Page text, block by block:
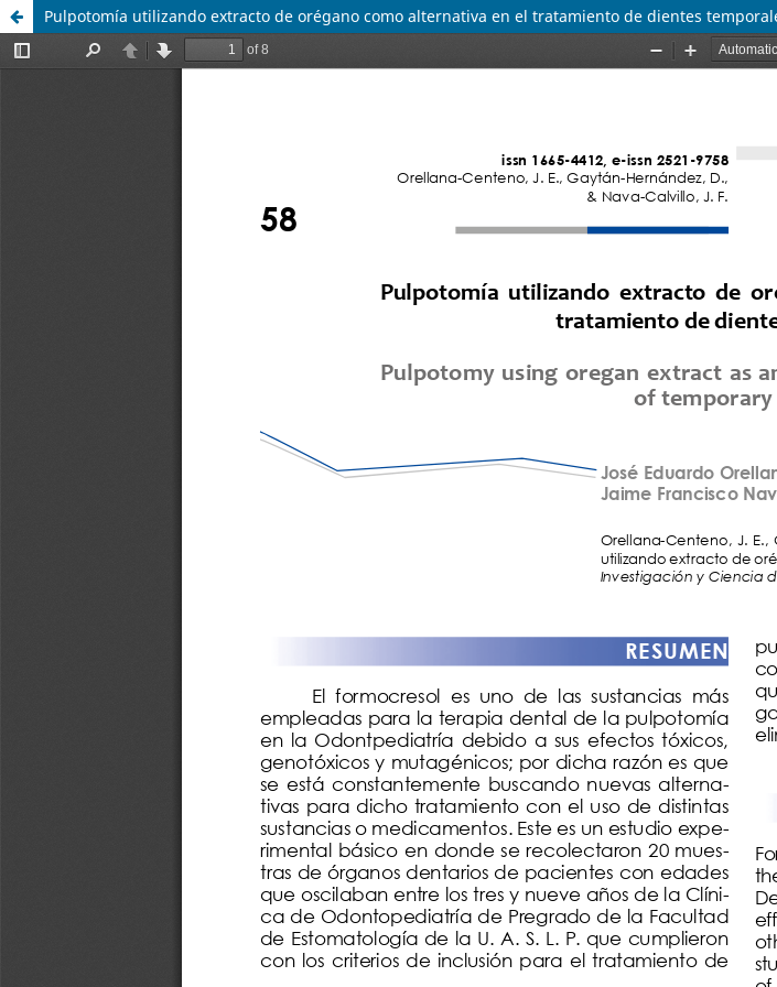
Pulpotomía utilizando extracto de orégano como alternativa en el tratamiento de dientes